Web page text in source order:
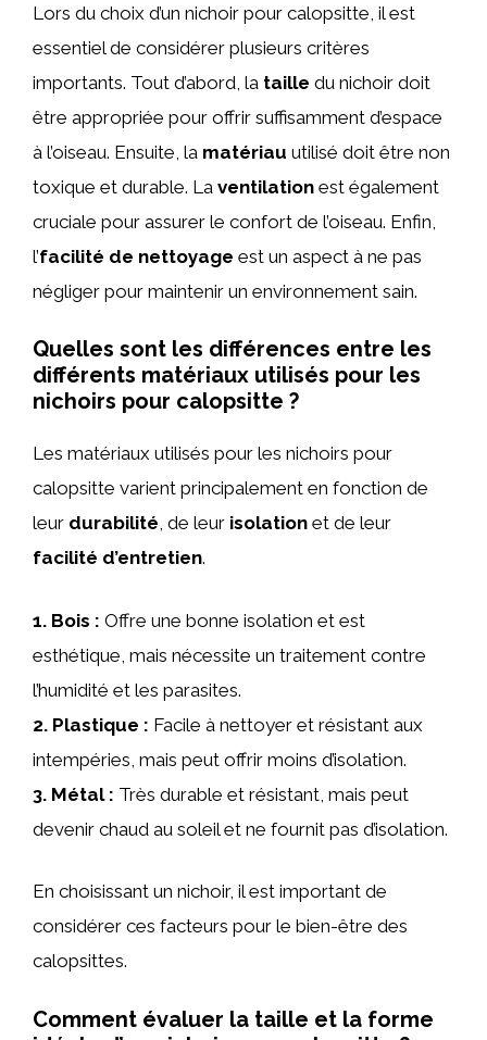
Lors du choix d’un nichoir pour calopsitte, il est
essentiel de considérer plusieurs critères
importants. Tout d’abord, la taille du nichoir doit
être appropriée pour offrir suffisamment d’espace
à l’oiseau. Ensuite, la matériau utilisé doit être non
toxique et durable. La ventilation est également
cruciale pour assurer le confort de l’oiseau. Enfin,
l’facilité de nettoyage est un aspect à ne pas
négliger pour maintenir un environnement sain.
Quelles sont les différences entre les
différents matériaux utilisés pour les
nichoirs pour calopsitte ?
Les matériaux utilisés pour les nichoirs pour
calopsitte varient principalement en fonction de
leur durabilité, de leur isolation et de leur
facilité d’entretien.
1. Bois : Offre une bonne isolation et est
esthétique, mais nécessite un traitement contre
l’humidité et les parasites.
2. Plastique : Facile à nettoyer et résistant aux
intempéries, mais peut offrir moins d’isolation.
3. Métal: Très durable et résistant, mais peut
devenir chaud au soleil et ne fournit pas d’isolation.
En choisissant un nichoir, il est important de
considérer ces facteurs pour le bien-être des
calopsittes.
Comment évaluer la taille et la forme